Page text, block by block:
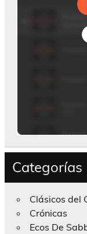
Categorías
Clásicos del
Crónicas
Ecos De